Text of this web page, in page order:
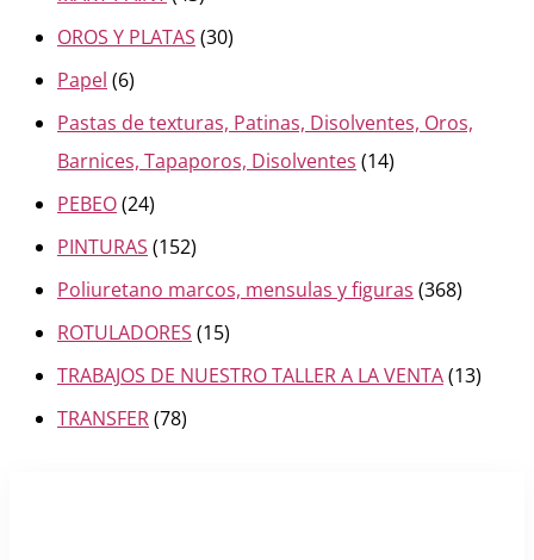
OROS Y PLATAS (30)
Papel (6)
Pastas de texturas, Patinas, Disolventes, Oros,
Barnices, Tapaporos, Disolventes (14)
PEBEO(24)
PINTURAS (152)
Poliuretano marcos, mensulas y figuras (368)
ROTULADORES (15)
TRABAJOS DE NUESTRO TALLER A LA VENTA(13)
TRANSFER(78)